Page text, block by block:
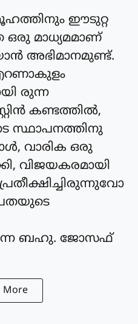
ഈടുറ്റ
മാധ്യമമാണ്
അഭിമാനമുണ്ട്.
രുന്ന
കണ്ടത്തിൽ,
സ്ഥാപനത്തിനു
വാരിക ഒരു
വിജയകരമായി
ബഹു. ജോസഫ്
More